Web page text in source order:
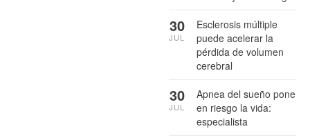
Esclerosis múltiple
puede acelerar la
pérdida de volumen
cerebral
30
JUL
Apnea del sueño pone
en riesgo la vida:
especialista
30
JUL